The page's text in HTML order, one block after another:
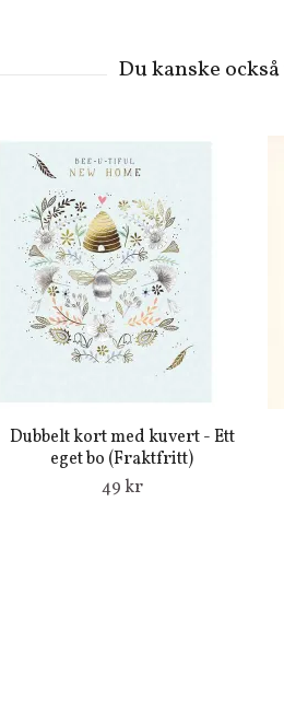
Dubbelt kort med kuvert - Ett
eget bo (Fraktfritt)
49 kr